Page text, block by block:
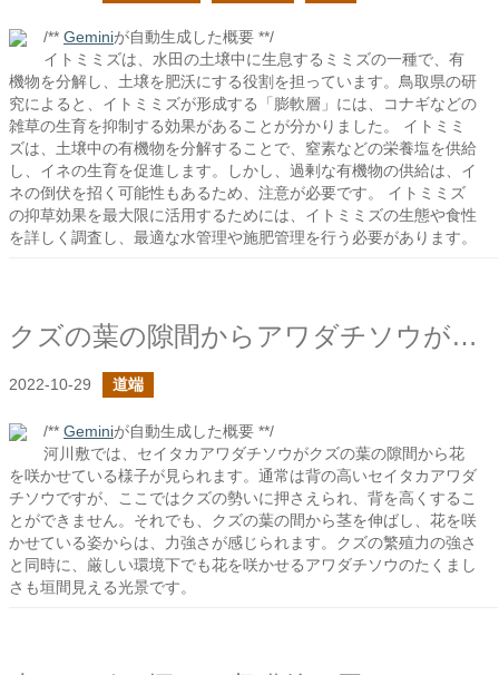
/** Geminiが自動生成した概要 **/
イトミミズは、水田の土壌中に生息するミミズの一種で、有
機物を分解し、土壌を肥沃にする役割を担っています。鳥取県の研
究によると、イトミミズが形成する「膨軟層」には、コナギなどの
雑草の生育を抑制する効果があることが分かりました。 イトミミ
ズは、土壌中の有機物を分解することで、窒素などの栄養塩を供給
し、イネの生育を促進します。しかし、過剰な有機物の供給は、イ
ネの倒伏を招く可能性もあるため、注意が必要です。 イトミミズ
の抑草効果を最大限に活用するためには、イトミミズの生態や食性
を詳しく調査し、最適な水管理や施肥管理を行う必要があります。
クズの葉の隙間からアワダチソウが花を咲かせる
2022-10-29 道端
/** Geminiが自動生成した概要 **/
河川敷では、セイタカアワダチソウがクズの葉の隙間から花
を咲かせている様子が見られます。通常は背の高いセイタカアワダ
チソウですが、ここではクズの勢いに押さえられ、背を高くするこ
とができません。それでも、クズの葉の間から茎を伸ばし、花を咲
かせている姿からは、力強さが感じられます。クズの繁殖力の強さ
と同時に、厳しい環境下でも花を咲かせるアワダチソウのたくまし
さも垣間見える光景です。